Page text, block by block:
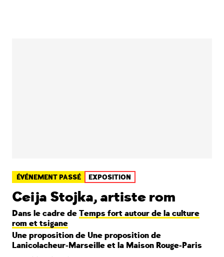
ÉVÉNEMENT PASSÉ EXPOSITION
Ceija Stojka, artiste rom
Dans le cadre de Temps fort autour de la culture
rom et tsigane
Une proposition de Une proposition de
Lanicolacheur-Marseille et la Maison Rouge-Paris